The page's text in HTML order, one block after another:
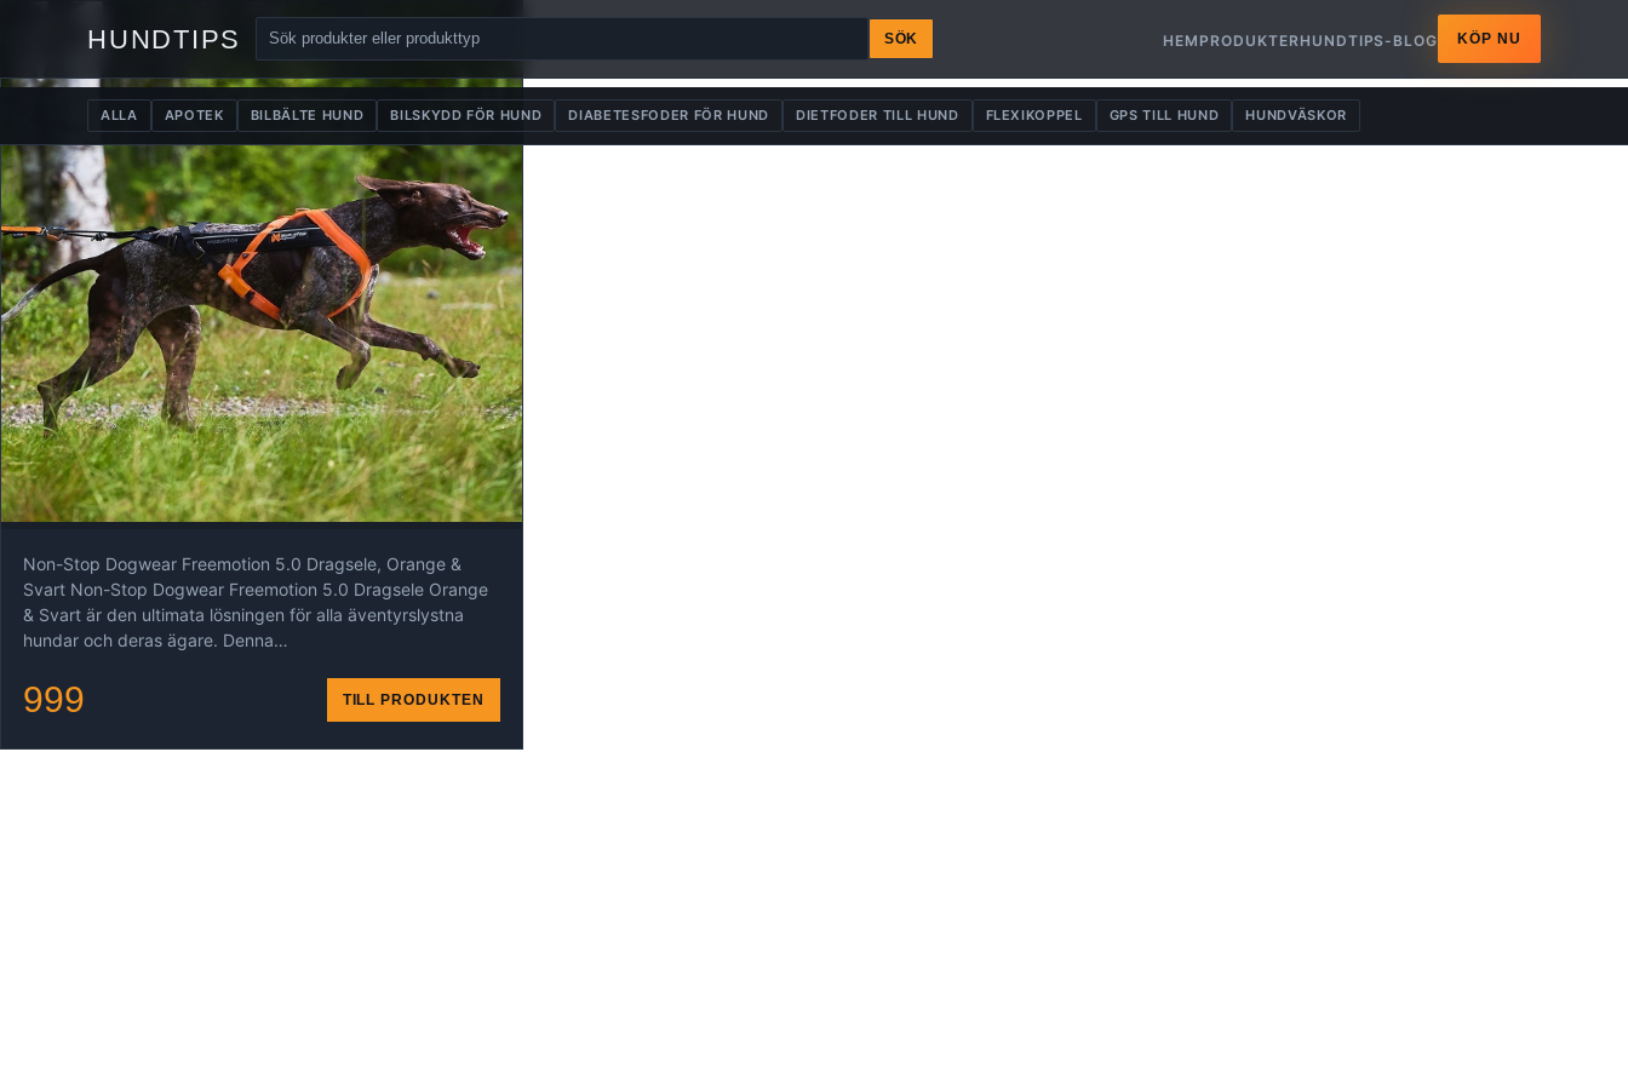
HUNDTIPS SÖK HEM PRODUKTERHUNDTIPS-BLOG KÖP NU
ALLA APOTEK BILBÄLTE HUND BILSKYDD FÖR HUND DIABETESFODER FÖR HUND DIETFODER TILL HUND FLEXIKOPPEL GPS TILL HUND HUNDVÄSKOR
Non-Stop Dogwear Freemotion 5.0 Dragsele, Orange &
Svart Non-Stop Dogwear Freemotion 5.0 Dragsele Orange
& Svart är den ultimata lösningen för alla äventyrslystna
hundar och deras ägare. Denna…
999 TILL PRODUKTEN